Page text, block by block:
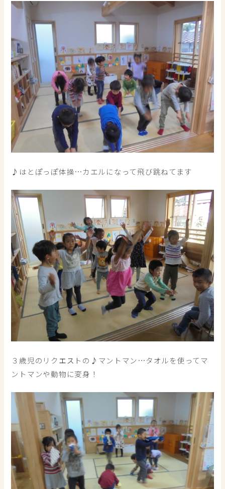
♪はとぽっぽ体操…カエルになって飛び跳ねてます
３歳児のリクエス トの♪マントマン…タオルを使ってマ
ントマンや動物に変身！